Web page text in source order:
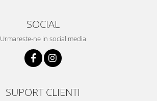
SOCIAL
Urmareste-ne in social media
SUPORT CLIENTI